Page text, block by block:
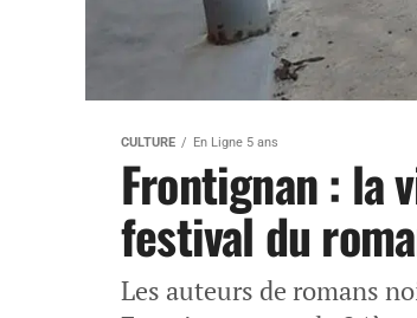
CULTURE En Ligne 5 ans
Frontignan : la
festival du
Les auteurs de romans